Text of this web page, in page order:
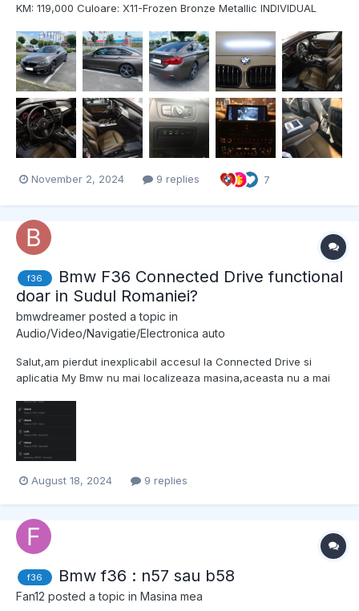
KM: 119,000 Culoare: X11-Frozen Bronze Metallic INDIVIDUAL
contrast INDIVIDUAL Se ofera factura fiscala cu TVA deductibil
si Certificat Fiscal pe loc...
November 2, 2024 9 replies 7
f36
Bmw F36 Connected Drive functional
doar in Sudul Romaniei?
bmwdreamer posted a topic in
Audio/Video/Navigatie/Electronica auto
Salut,am pierdut inexplicabil accesul la Connected Drive si
aplicatia My Bmw nu mai localizeaza masina,aceasta nu a mai
vizitat Mangalia/ Vama Veche/Constanta in iulie si august si de
fiecare data acolo a functionat atat localizarea masinii/d...
August 18, 2024 9 replies
f36 Bmw f36 : n57 sau b58
Fan12 posted a topic in Masina mea